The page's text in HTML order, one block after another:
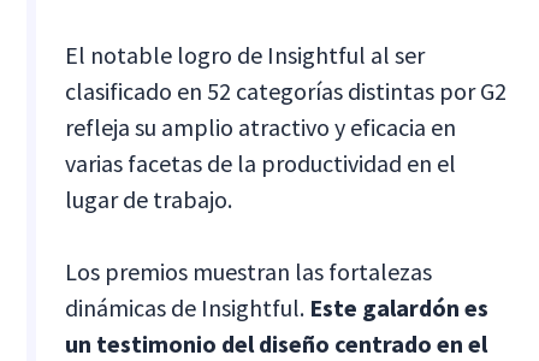
El notable logro de Insightful al ser
clasificado en 52 categorías distintas por G2
refleja su amplio atractivo y eficacia en
varias facetas de la productividad en el
lugar de trabajo.
Los premios muestran las fortalezas
dinámicas de Insightful. Este galardón es
un testimonio del diseño centrado en el